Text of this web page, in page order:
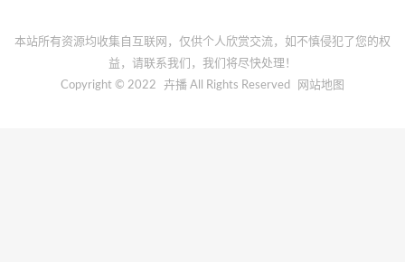
本站所有资源均收集自互联网，仅供个人欣赏交流，如不慎侵犯了您的权
益，请联系我们，我们将尽快处理！
Copyright © 2022
卉播 All Rights Reserved 网站地图